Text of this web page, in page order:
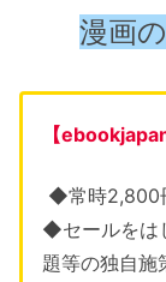
漫画
【
◆常時2,800
◆セールをは
題等の独自施